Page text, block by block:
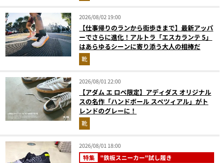
2026/08/02 19:00
【仕事帰りのランから街歩きまで】最新アッパ
ーでさらに進化！アルトラ「エスカランテ 5」
はあらゆるシーンに寄り添う大人の相棒だ
靴
2026/08/01 22:00
【アダム エ ロペ限定】アディダス オリジナル
スの名作「ハンドボール スペツィアル」がト
レンドのグレーに！
靴
2026/08/01 18:00
特集 "鉄板スニーカー"試し履き